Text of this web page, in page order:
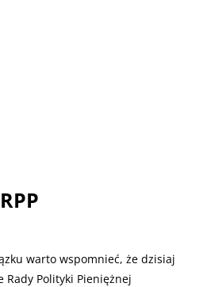
warto wspomnieć, że dzisiaj
Polityki Pieniężnej